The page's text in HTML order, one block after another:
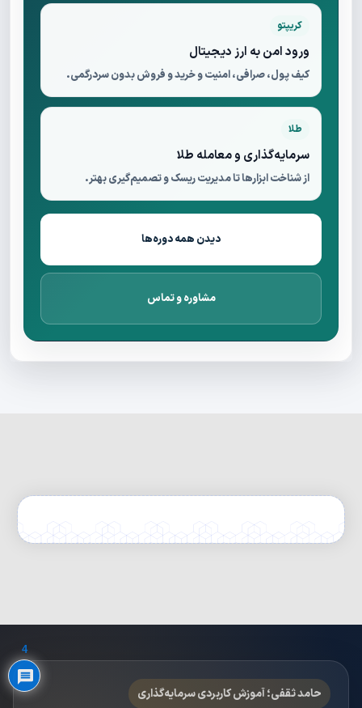
کریپتو
ورود امن به ارز دیجیتال
کیف پول، صرافی، امنیت و خرید و فروش بدون سردرگمی.
طلا
سرمایه‌گذاری و معامله طلا
از شناخت ابزارها تا مدیریت ریسک و تصمیم‌گیری بهتر.
دیدن همه دوره‌ها
مشاوره و تماس
حامد ثقفی؛ آموزش کاربردی سرمایه‌گذاری
4